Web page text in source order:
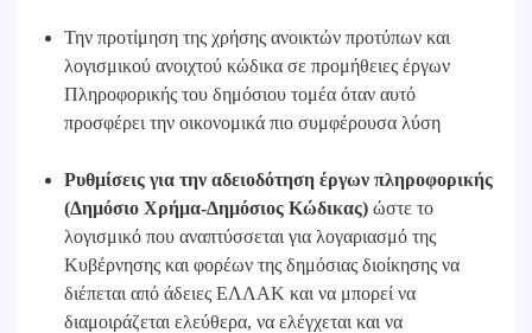
Την προτίμηση της χρήσης ανοικτών προτύπων και
λογισμικού ανοιχτού κώδικα σε προμήθειες έργων
Πληροφορικής του δημόσιου τομέα όταν αυτό
προσφέρει την οικονομικά πιο συμφέρουσα λύση
Ρυθμίσεις για την αδειοδότηση έργων πληροφορικής
(Δημόσιο Χρήμα-Δημόσιος Κώδικας) ώστε το
λογισμικό που αναπτύσσεται για λογαριασμό της
Κυβέρνησης και φορέων της δημόσιας διοίκησης να
διέπεται από άδειες ΕΛΛΑΚ και να μπορεί να
διαμοιράζεται ελεύθερα, να ελέγχεται και να